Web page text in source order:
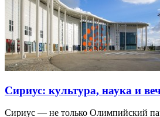
Сириус: культура, наука и
Сириус — не только Олимпийский